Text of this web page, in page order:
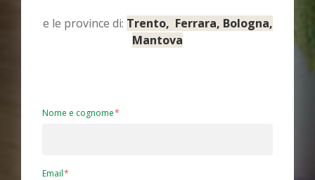
e le province di: Trento, Ferrara, Bologna,
Mantova
Nome e cognome
Email